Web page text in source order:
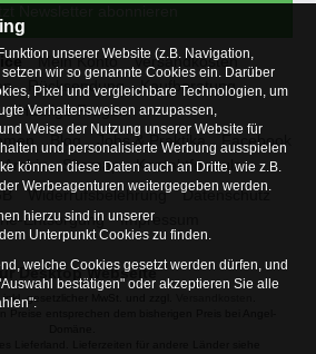
Mein Konto
Versandkosten
Rücksendung
Kaufberatung
Häufige Fragen
Blog Jobs & Praktika
Facebook
Archiv Sitemap
Kontaktformular
Widerrufsbelehrung
Datenschutz
Entsorgung
Impressum
Desktop Webseite
inkl. gesetzlicher MwSt. und zzgl.
unserer Website (z.B. Navigation,
wir so genannte Cookies ein. Darüber
Pixel und vergleichbare Technologien, um
Verhaltensweisen anzupassen,
Weise der Nutzung unserer Website für
und personalisierte Werbung ausspielen
können diese Daten auch an Dritte, wie z.B.
Werbeagenturen weitergegeben werden.
hierzu sind in unserer
Unterpunkt Cookies zu finden.
welche Cookies gesetzt werden dürfen, und
bestätigen" oder akzeptieren Sie alle